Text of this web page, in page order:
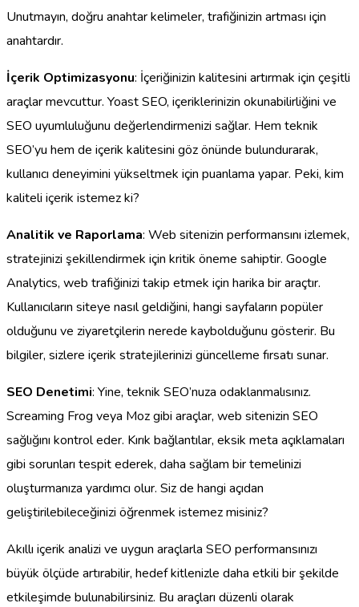
Unutmayın, doğru anahtar kelimeler, trafiğinizin artması için
anahtardır.
İçerik Optimizasyonu: İçeriğinizin kalitesini artırmak için çeşitli
araçlar mevcuttur. Yoast SEO, içeriklerinizin okunabilirliğini ve
SEO uyumluluğunu değerlendirmenizi sağlar. Hem teknik
SEO’yu hem de içerik kalitesini göz önünde bulundurarak,
kullanıcı deneyimini yükseltmek için puanlama yapar. Peki, kim
kaliteli içerik istemez ki?
Analitik ve Raporlama: Web sitenizin performansını izlemek,
stratejinizi şekillendirmek için kritik öneme sahiptir. Google
Analytics, web trafiğinizi takip etmek için harika bir araçtır.
Kullanıcıların siteye nasıl geldiğini, hangi sayfaların popüler
olduğunu ve ziyaretçilerin nerede kaybolduğunu gösterir. Bu
bilgiler, sizlere içerik stratejilerinizi güncelleme fırsatı sunar.
SEO Denetimi: Yine, teknik SEO’nuza odaklanmalısınız.
Screaming Frog veya Moz gibi araçlar, web sitenizin SEO
sağlığını kontrol eder. Kırık bağlantılar, eksik meta açıklamaları
gibi sorunları tespit ederek, daha sağlam bir temelinizi
oluşturmanıza yardımcı olur. Siz de hangi açıdan
geliştirilebileceğinizi öğrenmek istemez misiniz?
Akıllı içerik analizi ve uygun araçlarla SEO performansınızı
büyük ölçüde artırabilir, hedef kitlenizle daha etkili bir şekilde
etkileşimde bulunabilirsiniz. Bu araçları düzenli olarak